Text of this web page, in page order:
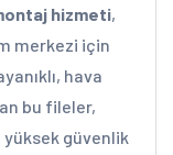
hizmeti,
merkezi için
hava
bu fileler,
yüksek güvenlik